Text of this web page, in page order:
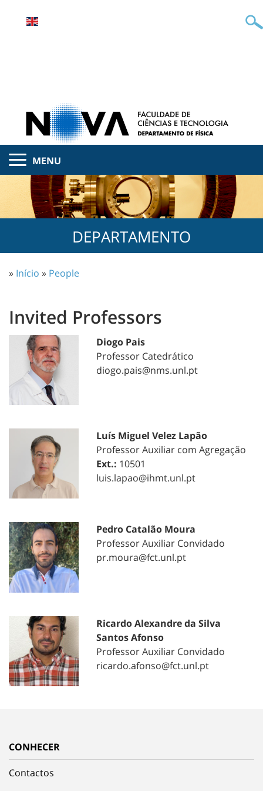
MENU
DEPARTAMENTO
» Início » People
Invited Professors
Diogo Pais
Professor Catedrático
diogo.pais@nms.unl.pt
Luís Miguel Velez Lapão
Professor Auxiliar com Agregação
Ext.: 10501
luis.lapao@ihmt.unl.pt
Pedro Catalão Moura
Professor Auxiliar Convidado
pr.moura@fct.unl.pt
Ricardo Alexandre da Silva
Santos Afonso
Professor Auxiliar Convidado
ricardo.afonso@fct.unl.pt
CONHECER
Contactos